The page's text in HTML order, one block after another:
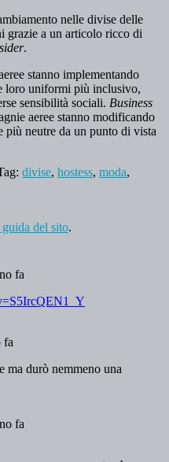
nelle divise delle
grazie a un articolo ricco di
.
stanno implementando
loro uniformi più inclusivo,
sensibilità sociali. Business
aeree stanno modificando
neutre da un punto di vista
divise, hostess, moda,
del sito.